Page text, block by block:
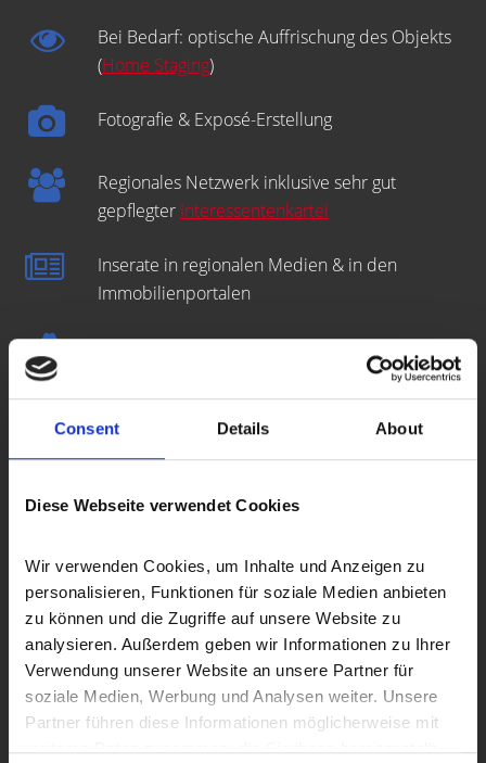
Consent Details About
Diese Webseite verwendet Cookies
Wir verwenden Cookies, um Inhalte und Anzeigen zu
personalisieren, Funktionen für soziale Medien anbieten
zu können und die Zugriffe auf unsere Website zu
analysieren. Außerdem geben wir Informationen zu Ihrer
Verwendung unserer Website an unsere Partner für
soziale Medien, Werbung und Analysen weiter. Unsere
Partner führen diese Informationen möglicherweise mit
weiteren Daten zusammen, die Sie ihnen bereitgestellt
Bei Bedarf: optische Auffrischung des Objekts
(Home Staging)
Fotografie & Exposé-Erstellung
Regionales Netzwerk inklusive sehr gut
gepflegter Interessentenkartei
Inserate in regionalen Medien & in den
Immobilienportalen
Auf Wunsch diskreteDirektvermittlung
Erstellung desEnergieausweises
Erstellung des Kaufvertragsentwurfs
Prüfung der Finanzierung des Käufers